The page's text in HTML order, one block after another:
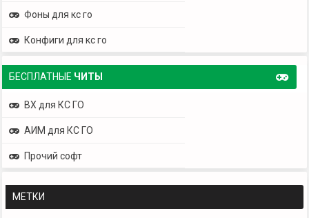
Фоны для кс го
Конфиги для кс го
БЕСПЛАТНЫЕ ЧИТЫ
ВХ для КС ГО
АИМ для КС ГО
Прочий софт
МЕТКИ